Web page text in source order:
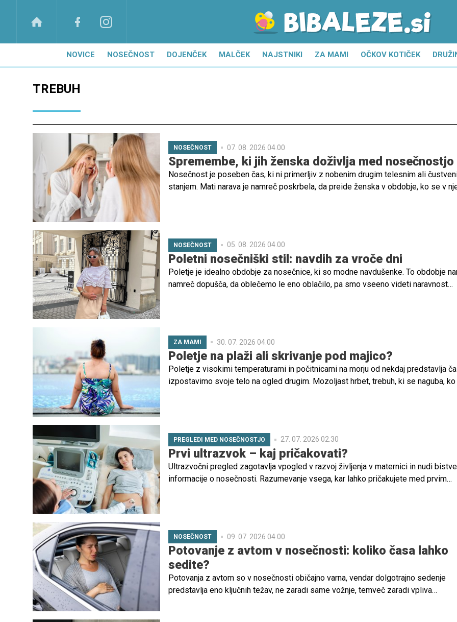
NOVICE NOSEČNOST DOJENČEK MALČEK NAJSTNIKI ZA MAMI OČKOV KOTIČEK
TREBUH
NOSEČNOST 07. 08. 2026 04.00
Spremembe, ki jih ženska doživlja med nosečnostjo
Nosečnost je poseben čas, ki ni primerljiv z nobenim drugim telesnim ali
stanjem. Mati narava je namreč poskrbela, da preide ženska v obdobje, ko se v
ni tako kratko obdobje, zato mora biti ženska pripravljena na številne čustvene
spremembe.
NOSEČNOST 05. 08. 2026 04.00
Poletni nosečniški stil: navdih za vroče dni
Poletje je idealno obdobje za nosečnice, ki so modne navdušenke. To obdobje
namreč dopušča, da oblečemo le eno oblačilo, pa smo vseeno videti naravnost
ZA MAMI 30. 07. 2026 04.00
Poletje na plaži ali skrivanje pod majico?
Poletje z visokimi temperaturami in počitnicami na morju od nekdaj predstavlja
izpostavimo svoje telo na ogled drugim. Mozoljast hrbet, trebuh, ki se naguba,
PREGLEDI MED NOSEČNOSTJO 27. 07. 2026 02.30
Prvi ultrazvok – kaj pričakovati?
Ultrazvočni pregled zagotavlja vpogled v razvoj življenja v maternici in nudi
informacije o nosečnosti. Razumevanje vsega, kar lahko pričakujete med prvim
NOSEČNOST 09. 07. 2026 04.00
Potovanje z avtom v nosečnosti: koliko časa lahko
sedite?
Potovanja z avtom so v nosečnosti običajno varna, vendar dolgotrajno sedenje
predstavlja eno ključnih težav, ne zaradi same vožnje, temveč zaradi vpliva